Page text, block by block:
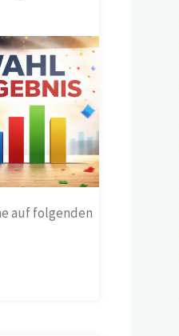
auf folgenden